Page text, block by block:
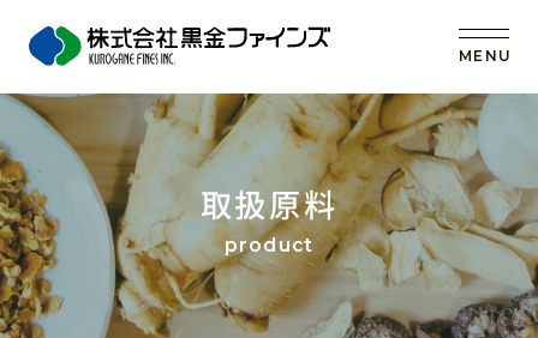
MENU
トップ
当社の強み
事業内容
取扱原料